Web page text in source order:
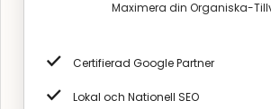
Maximera din Organiska-
Certifierad Google Partner
Lokal och Nationell SEO